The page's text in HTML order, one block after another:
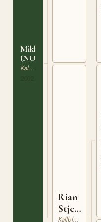
Mikken
(NO)
Kallblodig Travare
Rian
Stjerna
(NO)
Kallblodig Travare